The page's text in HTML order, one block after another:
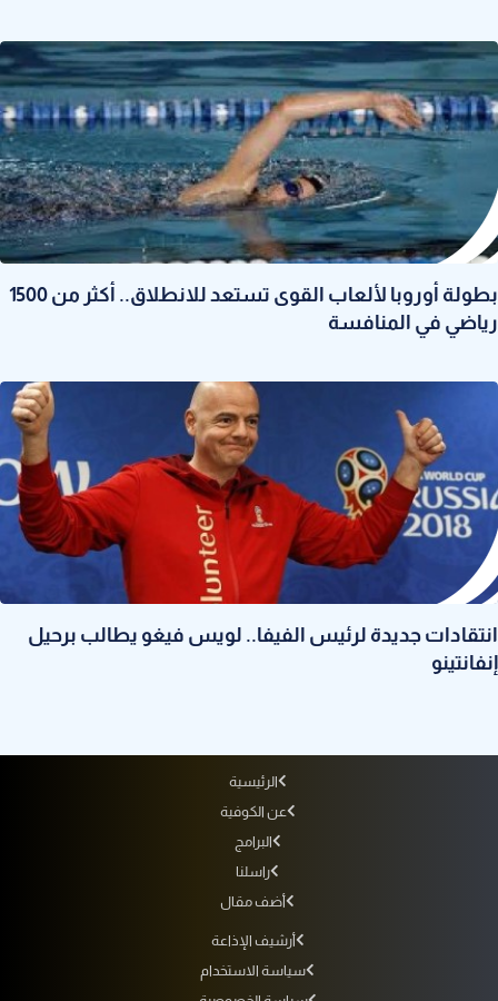
بطولة أوروبا لألعاب القوى تستعد للانطلاق.. أكثر من 1500
رياضي في المنافسة
انتقادات جديدة لرئيس الفيفا.. لويس فيغو يطالب برحيل
إنفانتينو
الرئيسية
عن الكوفية
البرامج
راسلنا
أضف مقال
أرشيف الإذاعة
سياسة الاستخدام